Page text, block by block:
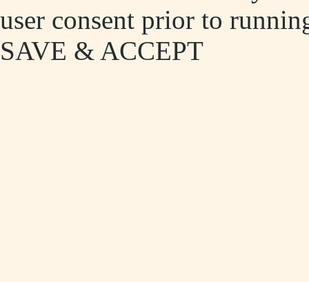
user consent prior to
SAVE & ACCEPT